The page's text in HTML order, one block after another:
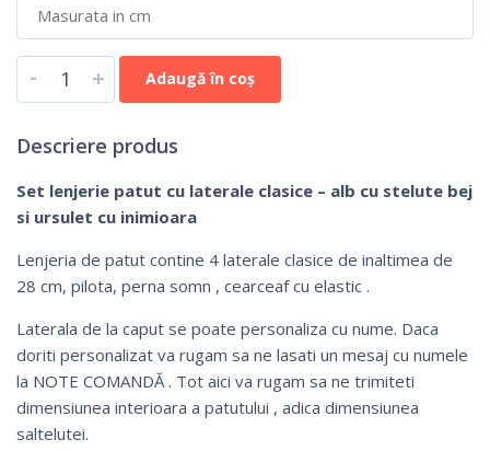
- + Adaugă în coș
Descriere produs
Set lenjerie patut cu laterale clasice – alb cu stelute bej
si ursulet cu inimioara
Lenjeria de patut contine 4 laterale clasice de inaltimea de
28 cm, pilota, perna somn , cearceaf cu elastic .
Laterala de la caput se poate personaliza cu nume. Daca
doriti personalizat va rugam sa ne lasati un mesaj cu numele
la NOTE COMANDĂ . Tot aici va rugam sa ne trimiteti
dimensiunea interioara a patutului , adica dimensiunea
saltelutei.